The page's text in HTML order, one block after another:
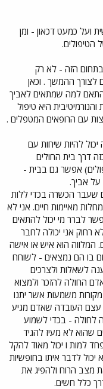
כמעט דכאון - ומן
הטיפולים.
הזה - לא רק
לצורך ההמשך . וכאן
למה שמתאים לאביך
היא טיפול
עם הרופאים המטפלים .
להיות שיחות עם
דרך בית החולים
אפשר גם בבית -
על אביך.
שעבר הכשרה בכדי ללות
מאיימות חיים. אני לא
לברר מי יכול להתאים
רחוק אני יכולה לחבר
הוא איש או אישה
בו הם נמצאים - לשוחח
לשאלות ולצרכים
החולה להזכר ולמצוא
משמעות אשר יתנו
עצם העובדה שאדם מגיע
- בכדי לשמוע
שהוא לא מעיז להגיד
למות ו יכול מאוד להקל
לדבר איתו בחופשיות
מצב הרוח ולהפיג את
כלל חשים.